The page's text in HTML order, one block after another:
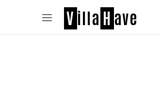
V illa H ave